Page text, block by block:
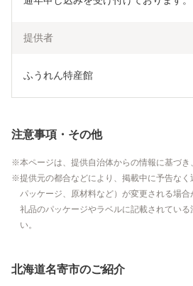
提供者
ふうれん特産館
注意事項・その他
本ページは、提供自治体からの情報に基づき
提供元の都合などにより、掲載中に予告なく
パッケージ、原材料など）が変更される場
礼品のパッケージやラベルに記載されてい
い。
北海道名寄市のご紹介